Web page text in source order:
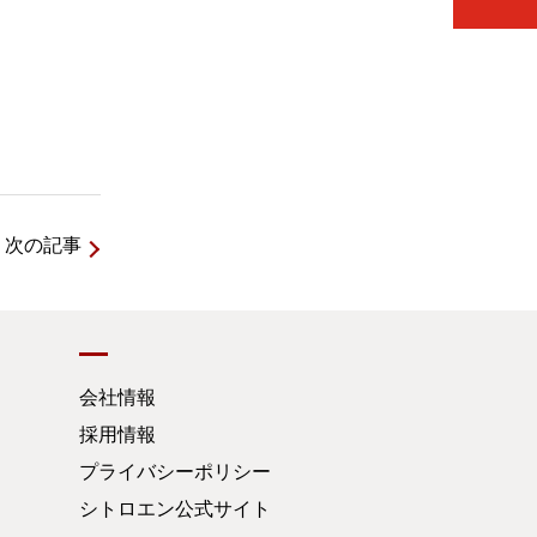
次の記事
会社情報
採用情報
プライバシーポリシー
シトロエン公式サイト